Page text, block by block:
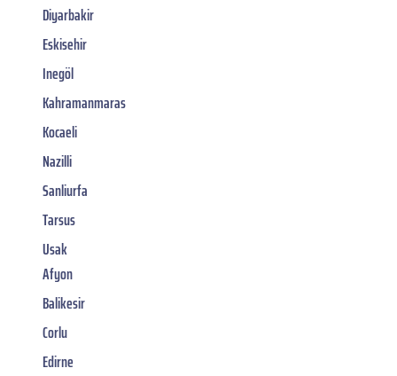
Diyarbakir
Eskisehir
Inegöl
Kahramanmaras
Kocaeli
Nazilli
Sanliurfa
Tarsus
Usak
Afyon
Balikesir
Corlu
Edirne